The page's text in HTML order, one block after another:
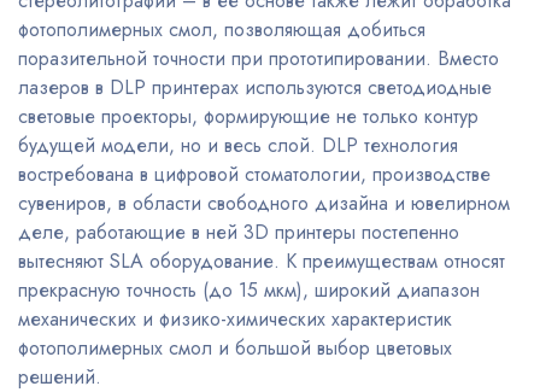
фотополимерных смол, позволяющая добиться
поразительной точности при прототипировании. Вместо
лазеров в DLP принтерах используются светодиодные
световые проекторы, формирующие не только контур
будущей модели, но и весь слой. DLP технология
востребована в цифровой стоматологии, производстве
сувениров, в области свободного дизайна и ювелирном
деле, работающие в ней 3D принтеры постепенно
вытесняют SLA оборудование. К преимуществам относят
прекрасную точность (до 15 мкм), широкий диапазон
механических и физико-химических характеристик
фотополимерных смол и большой выбор цветовых
решений.